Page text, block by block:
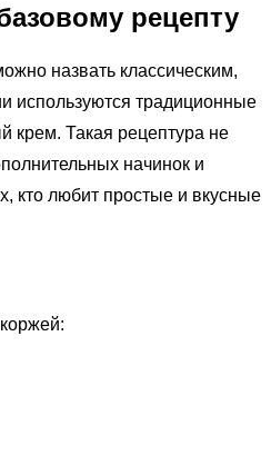
рецепту
назвать классическим,
используются традиционные
крем. Такая рецептура не
начинок и
кто любит простые и вкусные